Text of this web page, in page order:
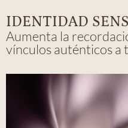
IDENTIDAD
Aumenta la
vínculos auténticos a